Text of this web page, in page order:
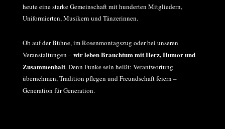
heute eine starke Gemeinschaft mit hunderten Mitgliedern,
Uniformierten, Musikern und Tänzerinnen.
Ob auf der Bühne, im Rosenmontagszug oder bei unseren
Veranstaltungen –wir leben Brauchtum mit Herz, Humor und
Zusammenhalt. Denn Funke sein heißt: Verantwortung
übernehmen, Tradition pflegen und Freundschaft feiern –
Generation für Generation.